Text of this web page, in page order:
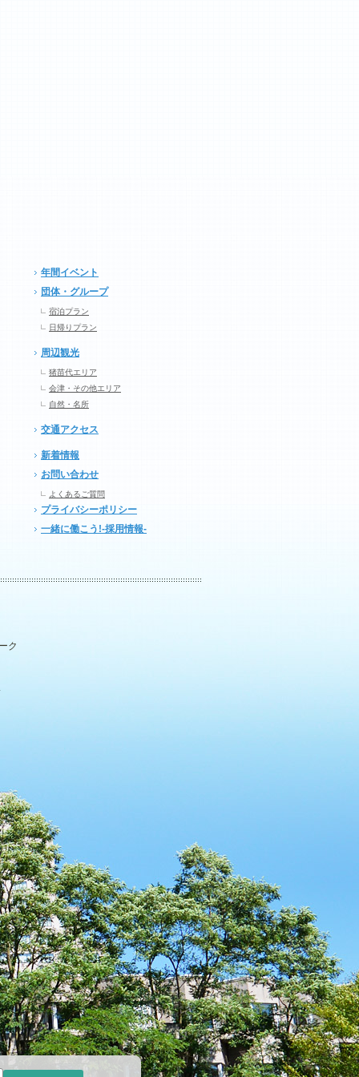
年間イベント
団体・グループ
宿泊プラン
日帰りプラン
周辺観光
猪苗代エリア
会津・その他エリア
自然・名所
交通アクセス
新着情報
お問い合わせ
よくあるご質問
プライバシーポリシー
一緒に働こう!-採用情報-
ク